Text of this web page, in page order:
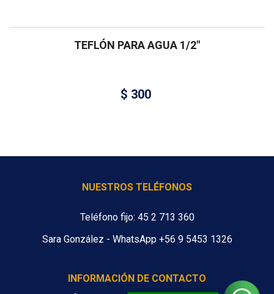
TEFLÓN PARA AGUA 1/2″
$ 300
NUESTROS TELÉFONOS
Teléfono fijo: 45 2 713 360
Sara González - WhatsApp +56 9 5453 1326
INFORMACIÓN DE CONTACTO